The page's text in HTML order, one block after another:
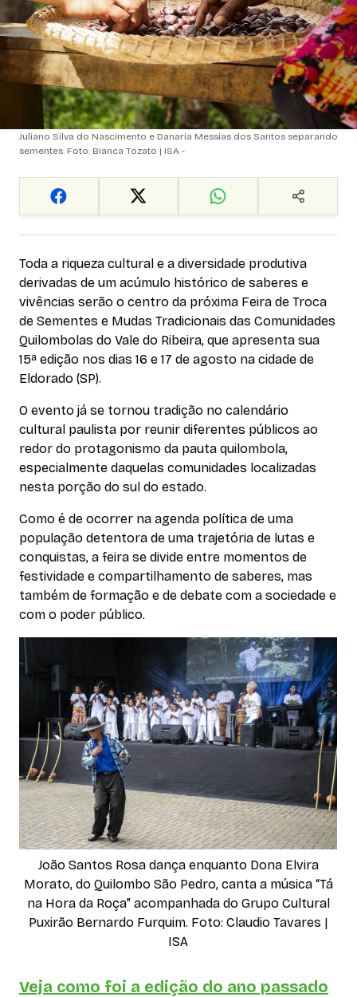
Juliano Silva do Nascimento e Danaria Messias dos Santos separando
sementes. Foto: Bianca Tozato | ISA -
Toda a riqueza cultural e a diversidade produtiva
derivadas de um acúmulo histórico de saberes e
vivências serão o centro da próxima Feira de Troca
de Sementes e Mudas Tradicionais das Comunidades
Quilombolas do Vale do Ribeira, que apresenta sua
15ª edição nos dias 16 e 17 de agosto na cidade de
Eldorado (SP).
O evento já se tornou tradição no calendário
cultural paulista por reunir diferentes públicos ao
redor do protagonismo da pauta quilombola,
especialmente daquelas comunidades localizadas
nesta porção do sul do estado.
Como é de ocorrer na agenda política de uma
população detentora de uma trajetória de lutas e
conquistas, a feira se divide entre momentos de
festividade e compartilhamento de saberes, mas
também de formação e de debate com a sociedade e
com o poder público.
João Santos Rosa dança enquanto Dona Elvira
Morato, do Quilombo São Pedro, canta a música “Tá
na Hora da Roça” acompanhada do Grupo Cultural
Puxirão Bernardo Furquim. Foto: Claudio Tavares |
ISA
Veja como foi a edição do ano passado